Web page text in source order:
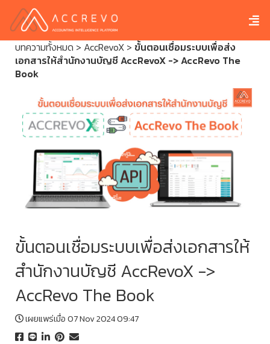
บทความทั้งหมด > AccRevoX > ขั้นตอนเชื่อมระบบเพื่อส่ง
เอกสารให้สำนักงานบัญชี AccRevoX -> AccRevo The
Book
ขั้นตอนเชื่อมระบบเพื่อส่งเอกสารให้
สำนักงานบัญชี AccRevoX ->
AccRevo The Book
เผยแพร่เมื่อ 07 Nov 2024 09:47